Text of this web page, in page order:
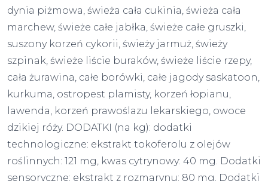
dynia piżmowa, świeża cała cukinia, świeża cała
marchew, świeże całe jabłka, świeże całe gruszki,
suszony korzeń cykorii, świeży jarmuż, świeży
szpinak, świeże liście buraków, świeże liście rzepy,
cała żurawina, całe borówki, całe jagody saskatoon,
kurkuma, ostropest plamisty, korzeń łopianu,
lawenda, korzeń prawoślazu lekarskiego, owoce
dzikiej róży. DODATKI (na kg): dodatki
technologiczne: ekstrakt tokoferolu z olejów
roślinnych: 121 mg, kwas cytrynowy: 40 mg. Dodatki
sensoryczne: ekstrakt z rozmarynu: 80 mg. Dodatki